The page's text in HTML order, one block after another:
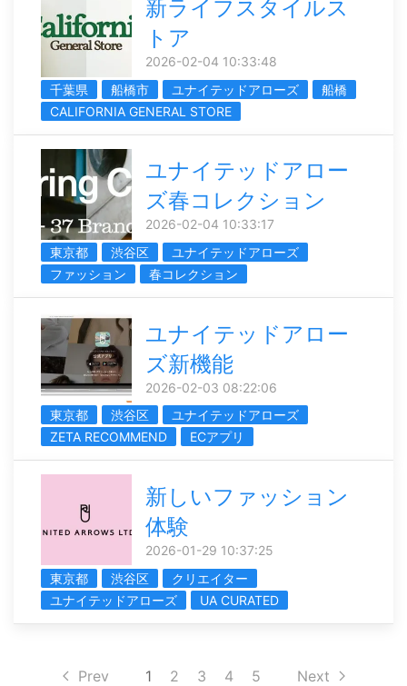
新ライフスタイルス
トア
2026-02-04 10:33:48
千葉県
船橋市 ユナイテッドアローズ
船橋
CALIFORNIA GENERAL STORE
ユナイテッドアロー
ズ春コレクション
2026-02-04 10:33:17
東京都
渋谷区
ユナイテッドアローズ
ファッション
春コレクション
ユナイテッドアロー
ズ新機能
2026-02-03 08:22:06
東京都
渋谷区
ユナイテッドアローズ
ZETA RECOMMEND
ECアプリ
新しいファッション
体験
2026-01-29 10:37:25
東京都
渋谷区
クリエイター
ユナイテッドアローズ
UA CURATED
Prev 1 2 3 4 5 Next